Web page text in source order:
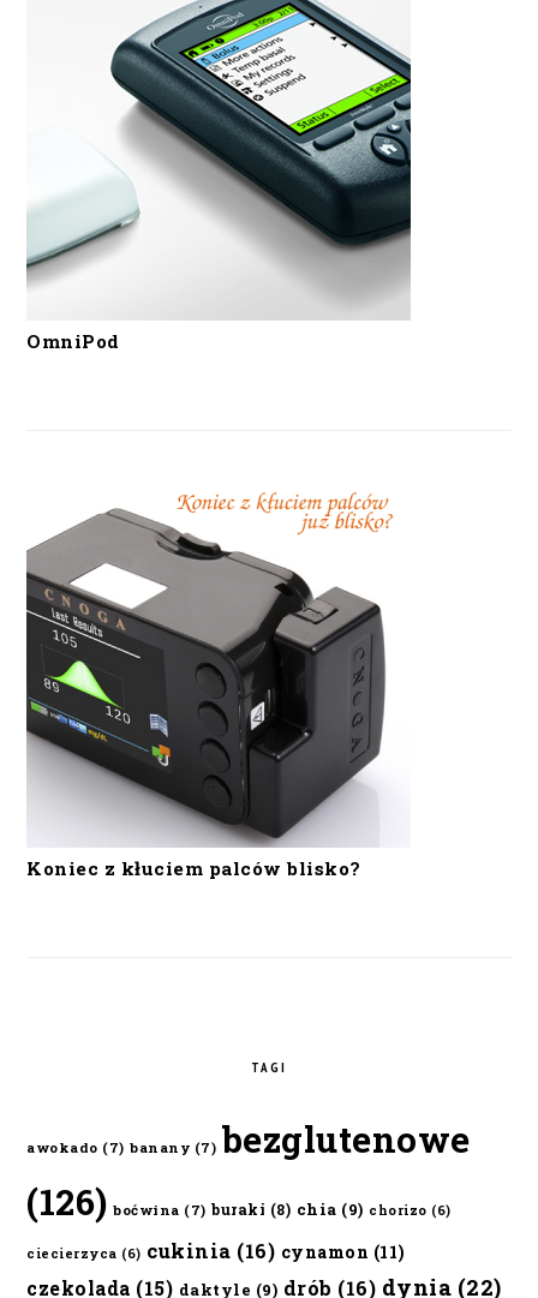
OmniPod
Koniec z kłuciem palców blisko?
TAGI
awokado (7) banany (7) bezglutenowe
(126) boćwina (7) buraki (8) chia (9) chorizo (6)
ciecierzyca (6) cukinia (16) cynamon (11)
czekolada (15) daktyle (9) drób (16) dynia (22)